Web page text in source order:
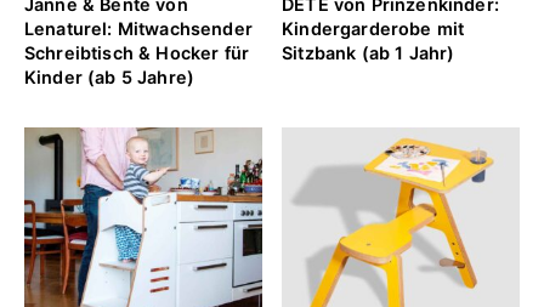
Lenaturel: Mitwachsender
Schreibtisch & Hocker für
Kinder (ab 5 Jahre)
Kindergarderobe mit
Sitzbank (ab 1 Jahr)